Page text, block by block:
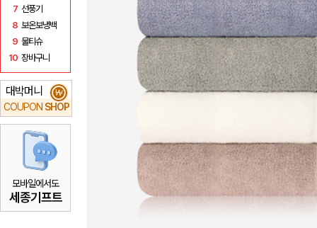
7 선풍기
8 보온보냉백
9 물티슈
10 장바구니
대박머니
COUPON SHOP
₩
모바일에서도
세종기프트